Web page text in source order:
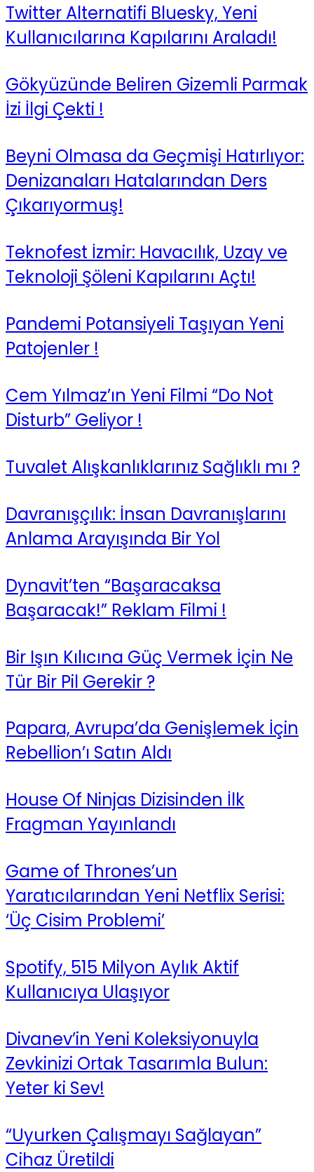
Twitter Alternatifi Bluesky, Yeni
Kullanıcılarına Kapılarını Araladı!
Gökyüzünde Beliren Gizemli Parmak
İzi İlgi Çekti !
Beyni Olmasa da Geçmişi Hatırlıyor:
Denizanaları Hatalarından Ders
Çıkarıyormuş!
Teknofest İzmir: Havacılık, Uzay ve
Teknoloji Şöleni Kapılarını Açtı!
Pandemi Potansiyeli Taşıyan Yeni
Patojenler !
Cem Yılmaz’ın Yeni Filmi “Do Not
Disturb” Geliyor !
Tuvalet Alışkanlıklarınız Sağlıklı mı ?
Davranışçılık: İnsan Davranışlarını
Anlama Arayışında Bir Yol
Dynavit’ten “Başaracaksa
Başaracak!” Reklam Filmi !
Bir Işın Kılıcına Güç Vermek İçin Ne
Tür Bir Pil Gerekir ?
Papara, Avrupa’da Genişlemek İçin
Rebellion’ı Satın Aldı
House Of Ninjas Dizisinden İlk
Fragman Yayınlandı
Game of Thrones’un
Yaratıcılarından Yeni Netflix Serisi:
‘Üç Cisim Problemi’
Spotify, 515 Milyon Aylık Aktif
Kullanıcıya Ulaşıyor
Divanev’in Yeni Koleksiyonuyla
Zevkinizi Ortak Tasarımla Bulun:
Yeter ki Sev!
“Uyurken Çalışmayı Sağlayan”
Cihaz Üretildi